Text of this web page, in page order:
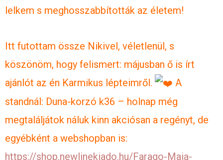
lelkem s meghosszabbították az életem!
Itt futottam össze Nikivel, véletlenül, s
köszönöm, hogy felismert: májusban ő is írt
ajánlót az én Karmikus lépteimről.
A
standnál: Duna-korzó k36 – holnap még
megtaláljátok náluk kinn akciósan a regényt, de
egyébként a webshopban is:
https://shop.newlinekiado.hu/Farago-Maia-